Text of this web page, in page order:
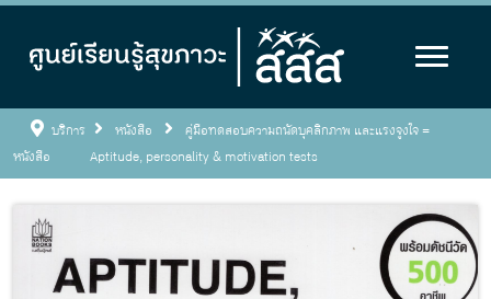
บริการ
หนังสือ
หนังสือ
คู่มือทดสอบความถนัดบุคลิกภาพ และแรงจูงใจ =
Aptitude, personality & motivation tests